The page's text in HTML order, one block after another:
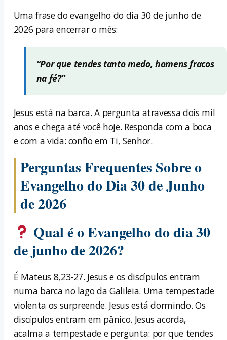
Uma frase do evangelho do dia 30 de junho de
2026 para encerrar o mês:
“Por que tendes tanto medo, homens fracos
na fé?”
Jesus está na barca. A pergunta atravessa dois mil
anos e chega até você hoje. Responda com a boca
e com a vida: confio em Ti, Senhor.
Perguntas Frequentes Sobre o
Evangelho do Dia 30 de Junho
de 2026
Qual é o Evangelho do dia 30
de junho de 2026?
É Mateus 8,23-27. Jesus e os discípulos entram
numa barca no lago da Galileia. Uma tempestade
violenta os surpreende. Jesus está dormindo. Os
discípulos entram em pânico. Jesus acorda,
acalma a tempestade e pergunta: por que tendes